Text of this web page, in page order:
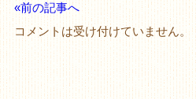
«前の記事へ
コメントは受け付けていません。